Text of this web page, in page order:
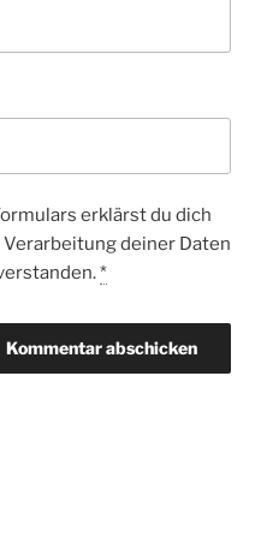
erklärst du dich
deiner Daten
*